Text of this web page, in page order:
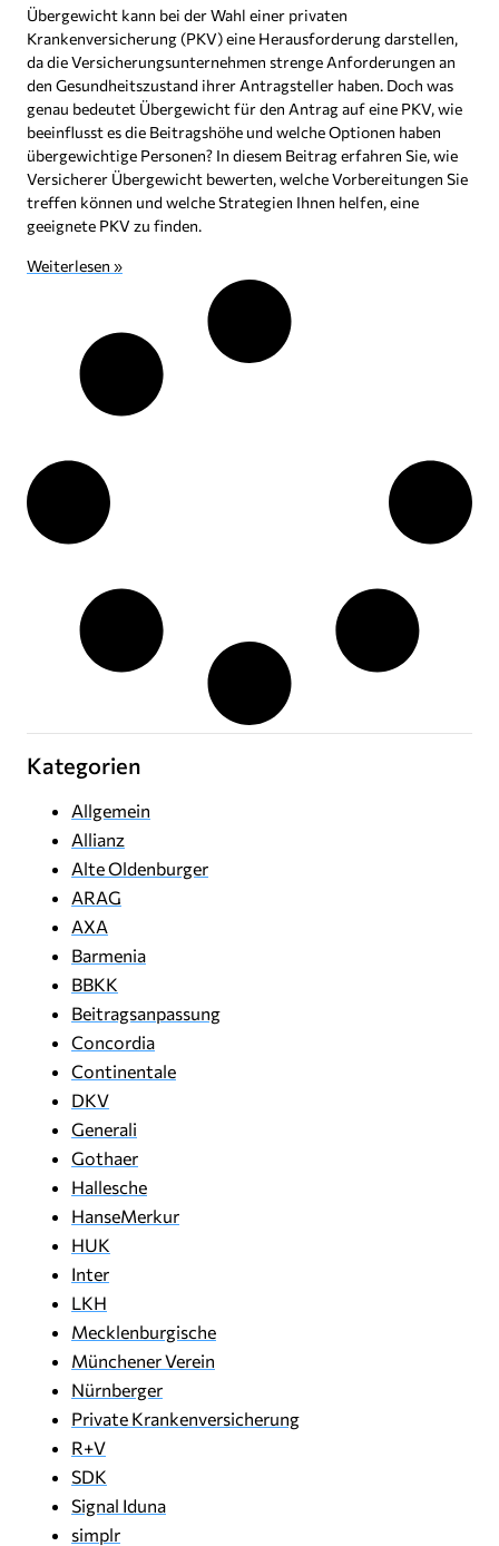
Übergewicht kann bei der Wahl einer privaten
Krankenversicherung (PKV) eine Herausforderung darstellen,
da die Versicherungsunternehmen strenge Anforderungen an
den Gesundheitszustand ihrer Antragsteller haben. Doch was
genau bedeutet Übergewicht für den Antrag auf eine PKV, wie
beeinflusst es die Beitragshöhe und welche Optionen haben
übergewichtige Personen? In diesem Beitrag erfahren Sie, wie
Versicherer Übergewicht bewerten, welche Vorbereitungen Sie
treffen können und welche Strategien Ihnen helfen, eine
geeignete PKV zu finden.
Weiterlesen »
Kategorien
Allgemein
Allianz
Alte Oldenburger
ARAG
AXA
Barmenia
BBKK
Beitragsanpassung
Concordia
Continentale
DKV
Generali
Gothaer
Hallesche
HanseMerkur
HUK
Inter
LKH
Mecklenburgische
Münchener Verein
Nürnberger
Private Krankenversicherung
R+V
SDK
Signal Iduna
simplr